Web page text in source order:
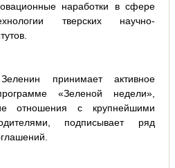
наработки в сфере
тверских научно-
принимает активное
«Зеленой недели»,
отношения с крупнейшими
подписывает ряд